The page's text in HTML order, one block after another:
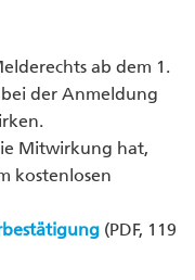
ab dem 1.
der Anmeldung
Mitwirkung hat,
kostenlosen
(PDF, 119